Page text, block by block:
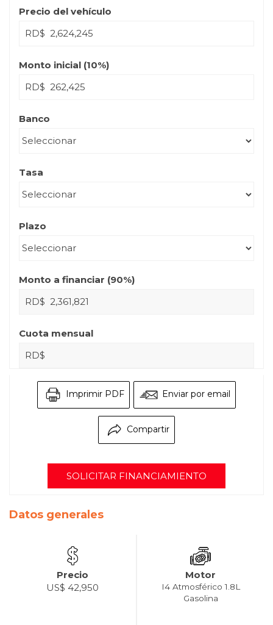
Precio del vehículo
RD$
Monto inicial (10%)
RD$
Banco
Tasa
Plazo
Monto a financiar (90%)
RD$
Cuota mensual
RD$
Imprimir PDF Enviar por email
Compartir
SOLICITAR FINANCIAMIENTO
Datos generales
Precio
US$ 42,950
Motor
I4 Atmosférico 1.8L
Gasolina